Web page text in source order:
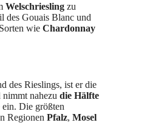
Welschrieslingzu
des Gouais Blanc und
wie Chardonnay
des Rieslings, ist er die
nahezu die Hälfte
ein. Die größten
Regionen Pfalz, Mosel